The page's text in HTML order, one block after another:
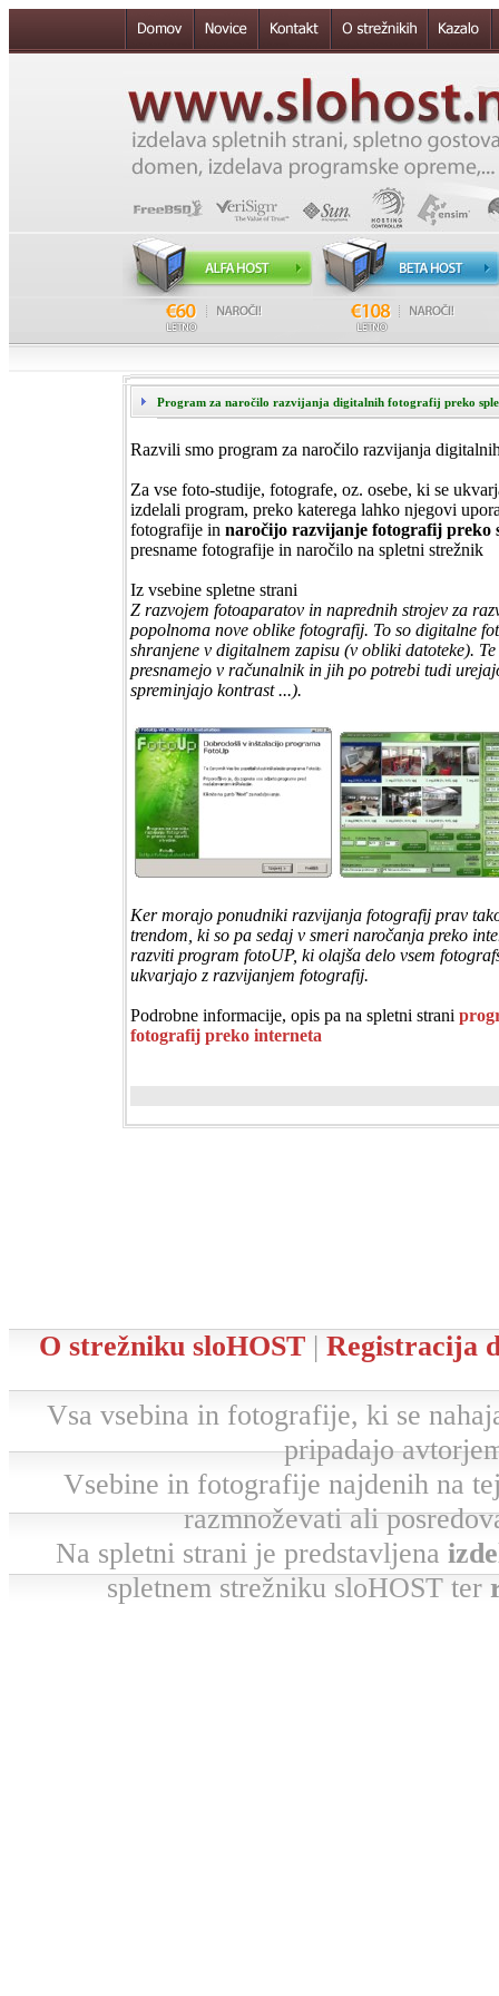
Program za naročilo razvijanja digitalnih fotografij preko
Razvili smo program za naročilo razvijanja
Za vse foto-studije, fotografe, oz. osebe, ki se
izdelali program, preko katerega lahko njegovi
fotografije in naročijo razvijanje fotografij preko
presname fotografije in naročilo na spletni strežnik
Iz vsebine spletne strani
Z razvojem fotoaparatov in naprednih strojev za
popolnoma nove oblike fotografij. To so digitalne
shranjene v digitalnem zapisu (v obliki datoteke).
presnamejo v računalnik in jih po potrebi tudi
spreminjajo kontrast ...).
Ker morajo ponudniki razvijanja fotografij prav
trendom, ki so pa sedaj v smeri naročanja preko
razviti program fotoUP, ki olajša delo vsem
ukvarjajo z razvijanjem fotografij.
Podrobne informacije, opis pa na spletni strani
fotografij preko interneta
O strežniku sloHOST| Registracija
Vsa vsebina in fotografije, ki se
pripadajo
Vsebine in fotografije najdenih na
razmnoževati ali
Na spletni strani je predstavljena
spletnem strežniku sloHOST ter